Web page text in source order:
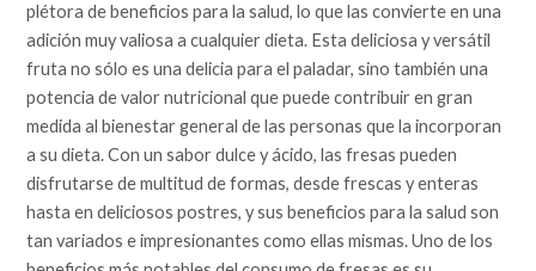
plétora de beneficios para la salud, lo que las convierte en una
adición muy valiosa a cualquier dieta. Esta deliciosa y versátil
fruta no sólo es una delicia para el paladar, sino también una
potencia de valor nutricional que puede contribuir en gran
medida al bienestar general de las personas que la incorporan
a su dieta. Con un sabor dulce y ácido, las fresas pueden
disfrutarse de multitud de formas, desde frescas y enteras
hasta en deliciosos postres, y sus beneficios para la salud son
tan variados e impresionantes como ellas mismas. Uno de los